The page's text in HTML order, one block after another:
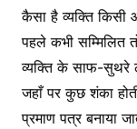
कैसा है व्यक्ति किसी
पहले कभी सम्मिलित
व्यक्ति के साफ-सुथरे
जहाँ पर कुछ शंका
प्रमाण पत्र बनाया